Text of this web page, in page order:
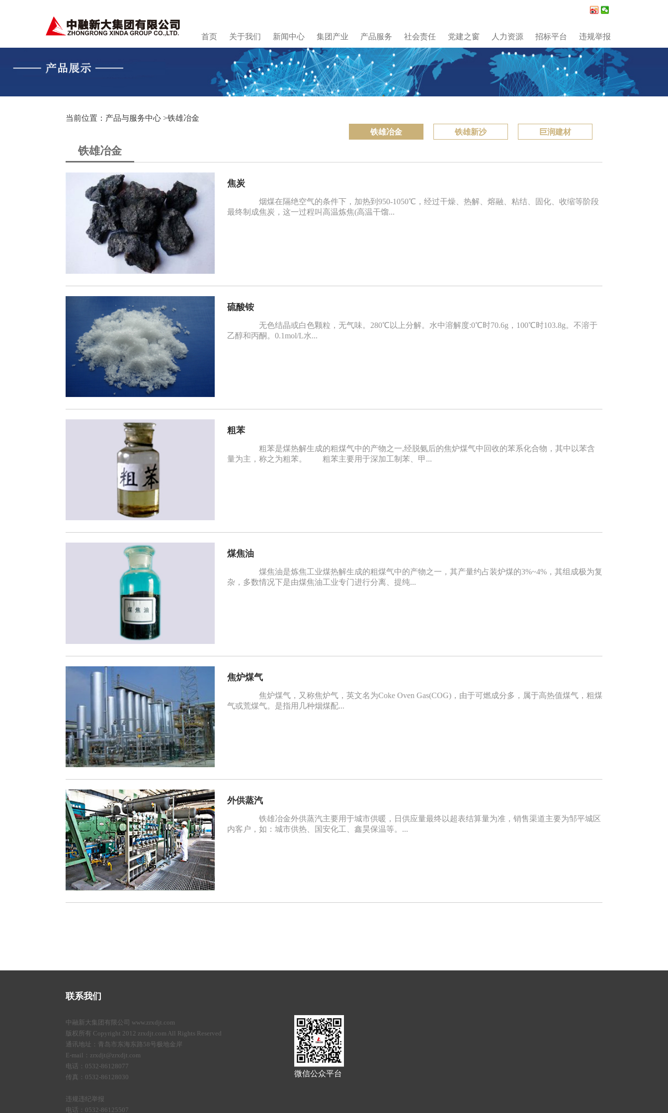
首页 关于我们 新闻中心 集团产业 产品服务 社会责任 党建之窗 人力资源 招标平台 违规举报
当前位置：产品与服务中心 >铁雄冶金
铁雄冶金
铁雄冶金 铁雄新沙 巨润建材
焦炭
烟煤在隔绝空气的条件下，加热到950-1050℃，经过干燥、热解、熔融、粘结、固化、收缩等阶段
最终制成焦炭，这一过程叫高温炼焦(高温干馏...
硫酸铵
无色结晶或白色颗粒，无气味。280℃以上分解。水中溶解度:0℃时70.6g，100℃时103.8g。不溶于
乙醇和丙酮。0.1mol/L水...
粗苯
粗苯是煤热解生成的粗煤气中的产物之一,经脱氨后的焦炉煤气中回收的苯系化合物，其中以苯含
量为主，称之为粗苯。 粗苯主要用于深加工制苯、甲...
煤焦油
煤焦油是炼焦工业煤热解生成的粗煤气中的产物之一，其产量约占装炉煤的3%~4%，其组成极为复
杂，多数情况下是由煤焦油工业专门进行分离、提纯...
焦炉煤气
焦炉煤气，又称焦炉气，英文名为Coke Oven Gas(COG)，由于可燃成分多，属于高热值煤气，粗煤
气或荒煤气。是指用几种烟煤配...
外供蒸汽
铁雄冶金外供蒸汽主要用于城市供暖，日供应量最终以超表结算量为准，销售渠道主要为邹平城区
内客户，如：城市供热、国安化工、鑫昊保温等。...
联系我们
中融新大集团有限公司 www.zrxdjt.com
版权所有 Copyright 2012 zrxdjt.com All Rights Reserved
通讯地址：青岛市东海东路58号极地金岸
E-mail：zrxdjt@zrxdjt.com
电话：0532-86128077
传真：0532-86128030
违规违纪举报
电话：0532-86125507
微信公众平台